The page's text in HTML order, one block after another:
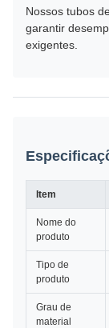
Nossos tubos
garantir
exigentes.
Item
Nome do
produto
Tipo de
produto
Grau de
material